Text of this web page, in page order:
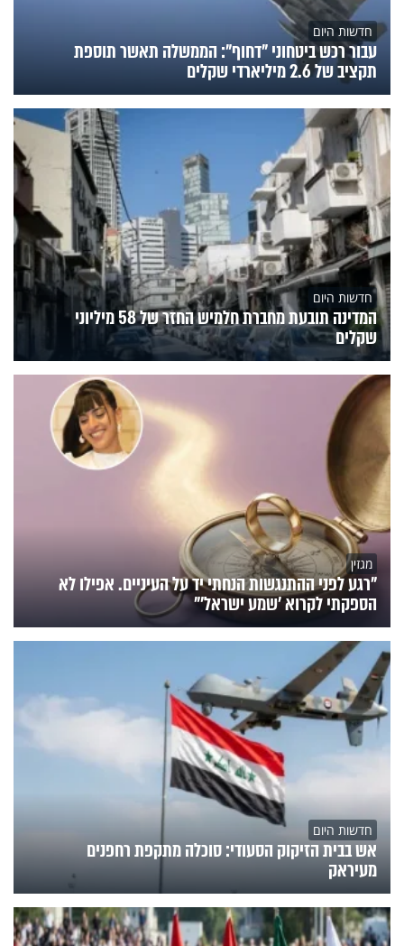
חדשות היום
עבור רכש ביטחוני "דחוף": הממשלה תאשר תוספת
תקציב של 2.6 מיליארדי שקלים
חדשות היום
המדינה תובעת מחברת חלמיש החזר של 58 מיליוני
שקלים
מגזין
"רגע לפני ההתנגשות הנחתי יד על העיניים. אפילו לא
הספקתי לקרוא 'שמע ישראל'"
חדשות היום
אש בבית הזיקוק הסעודי: סוכלה מתקפת רחפנים
מעיראק